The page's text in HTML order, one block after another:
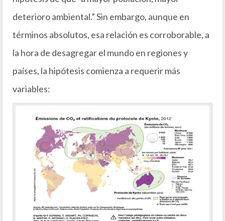
deterioro ambiental.” Sin embargo, aunque en
términos absolutos, esa relación es corroborable, a
la hora de desagregar el mundo en regiones y
países, la hipótesis comienza a requerir más
variables: